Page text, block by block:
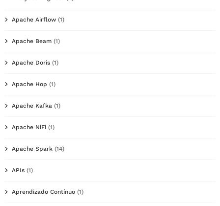
Apache Airflow (1)
Apache Beam (1)
Apache Doris (1)
Apache Hop (1)
Apache Kafka (1)
Apache NiFi (1)
Apache Spark (14)
APIs (1)
Aprendizado Contínuo (1)